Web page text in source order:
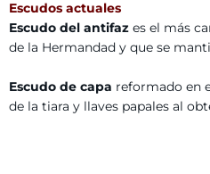
Escudos actuales
Escudo del antifaz es el más
de la Hermandad y que se
Escudo de capa reformado en
de la tiara y llaves papales al